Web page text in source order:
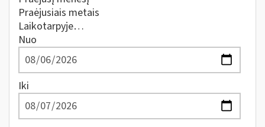
Praėjusiais metais
Laikotarpyje…
Nuo
Iki